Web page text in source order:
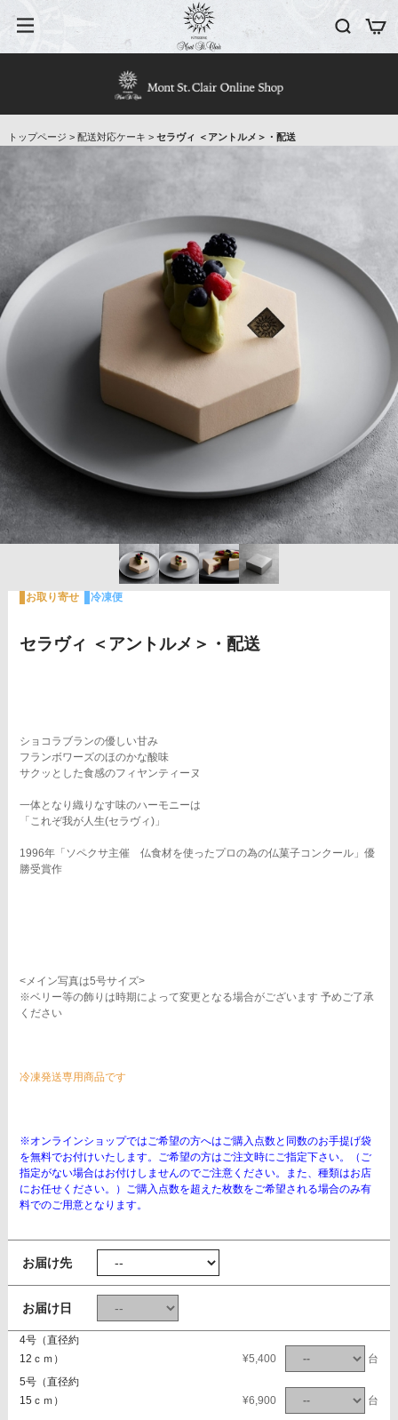
トップページ > 配送対応ケーキ > セラヴィ ＜アントルメ＞・配送
セラヴィ ＜アントルメ＞・配送
お取り寄せ 冷凍便
ショコラブランの優しい甘み
フランボワーズのほのかな酸味
サクッとした食感のフィヤンティーヌ
一体となり織りなす味のハーモニーは
「これぞ我が人生(セラヴィ)」
1996年「ソペクサ主催 仏食材を使ったプロの為の仏菓子コンクール」優
勝受賞作
<メイン写真は5号サイズ>
※ベリー等の飾りは時期によって変更となる場合がございます 予めご了承
ください
冷凍発送専用商品です
※オンラインショップではご希望の方へはご購入点数と同数のお手提げ袋
を無料でお付けいたします。ご希望の方はご注文時にご指定下さい。（ご
指定がない場合はお付けしませんのでご注意ください。また、種類はお店
にお任せください。）ご購入点数を超えた枚数をご希望される場合のみ有
料でのご用意となります。
お届け先
お届け日
4号（直径約
12ｃｍ）
¥5,400
台
5号（直径約
15ｃｍ）
¥6,900 台